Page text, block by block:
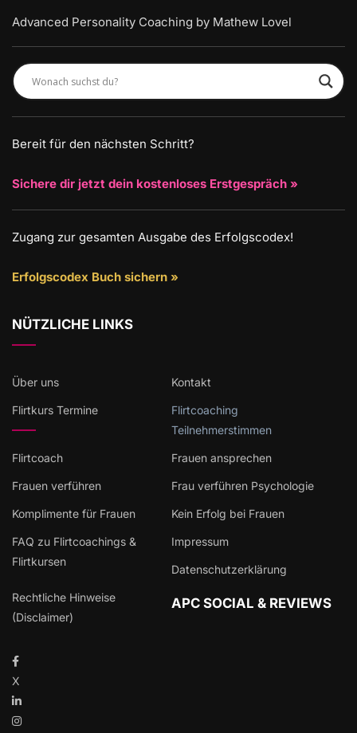
Advanced Personality Coaching by Mathew Lovel
Bereit für den nächsten Schritt?
Sichere dir jetzt dein kostenloses Erstgespräch »
Zugang zur gesamten Ausgabe des Erfolgscodex!
Erfolgscodex Buch sichern »
NÜTZLICHE LINKS
Über uns Kontakt
Flirtkurs Termine
Flirtcoaching
Teilnehmerstimmen
Flirtcoach Frauen ansprechen
Frauen verführen Frau verführen Psychologie
Komplimente für Frauen Kein Erfolg bei Frauen
FAQ zu Flirtcoachings &
Flirtkursen
Impressum
Datenschutzerklärung
Rechtliche Hinweise
(Disclaimer)
APC SOCIAL & REVIEWS
X